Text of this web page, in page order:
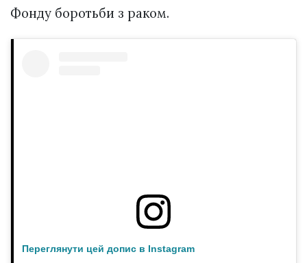
Фонду боротьби з раком. ⠀
Переглянути цей допис в Instagram